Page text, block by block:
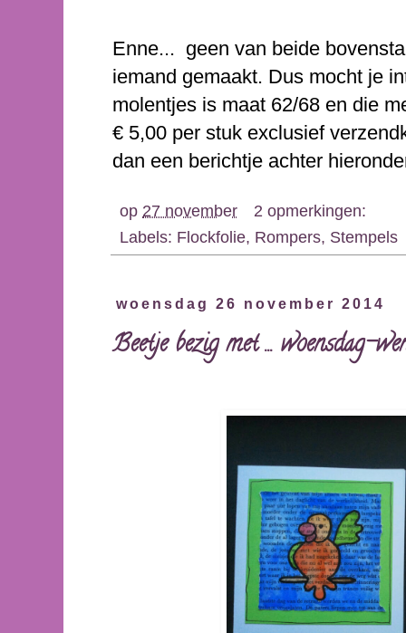
Enne... geen van beide
iemand gemaakt. Dus mocht je
molentjes is maat 62/68 en die
€ 5,00 per stuk exclusief
dan een berichtje achter
op 27 november
2 opmerkingen:
Labels: Flockfolie, Rompers, Stempels
woensdag 26 november 2014
Beetje bezig met ... woensdag-